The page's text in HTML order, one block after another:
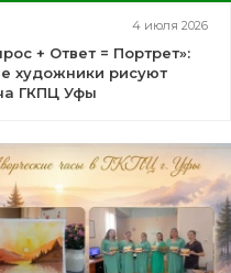
4 июля 2026
+ Ответ = Портрет»:
художники рисуют
ГКПЦ Уфы